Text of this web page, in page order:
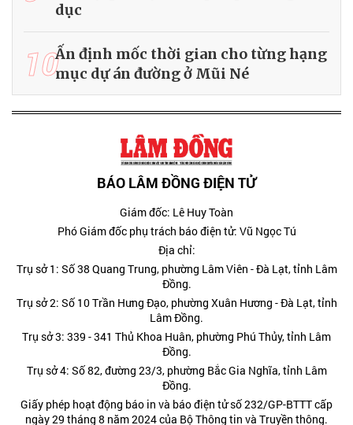
dục
10Ấn định mốc thời gian cho từng hạng
mục dự án đường ở Mũi Né
BÁO LÂM ĐỒNG ĐIỆN TỬ
Giám đốc: Lê Huy Toàn
Phó Giám đốc phụ trách báo điện tử: Vũ Ngọc Tú
Địa chỉ:
Trụ sở 1: Số 38 Quang Trung, phường Lâm Viên - Đà Lạt, tỉnh Lâm
Đồng.
Trụ sở 2: Số 10 Trần Hưng Đạo, phường Xuân Hương - Đà Lạt, tỉnh
Lâm Đồng.
Trụ sở 3: 339 - 341 Thủ Khoa Huân, phường Phú Thủy, tỉnh Lâm
Đồng.
Trụ sở 4: Số 82, đường 23/3, phường Bắc Gia Nghĩa, tỉnh Lâm
Đồng.
Giấy phép hoạt động báo in và báo điện tử số 232/GP-BTTT cấp
ngày 29 tháng 8 năm 2024 của Bộ Thông tin và Truyền thông.